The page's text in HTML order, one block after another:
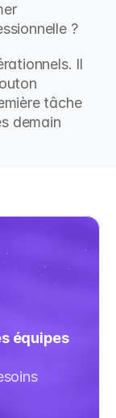
?
Il
tâche
demain
équipes